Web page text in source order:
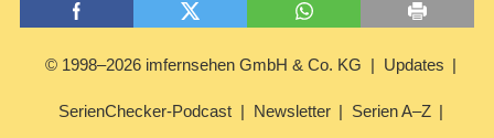
© 1998–2026 imfernsehen GmbH & Co. KG Updates
SerienChecker-Podcast Newsletter Serien A–Z